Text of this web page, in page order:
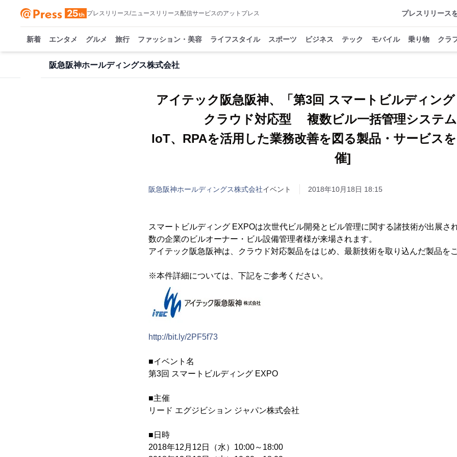
プレスリリース/ニュースリリース配信サービスのアットプレス プレスリリース
新着 エンタメ グルメ 旅行 ファッション・美容 ライフスタイル スポーツ ビジネス テック モバイル 乗り物 クラ
阪急阪神ホールディングス株式会社
アイテック阪急阪神、「第3回 スマートビルディング
クラウド対応型 複数ビル一括管理システム
IoT、RPAを活用した業務改善を図る製品・サービス
催]
阪急阪神ホールディングス株式会社イベント 2018年10月18日 18:15
スマートビルディング EXPOは次世代ビル開発とビル管理に関する諸技術が出展さ
数の企業のビルオーナー・ビル設備管理者様が来場されます。
アイテック阪急阪神は、クラウド対応製品をはじめ、最新技術を取り込んだ製品を
※本件詳細については、下記をご参考ください。
http://bit.ly/2PF5f73
■イベント名
第3回 スマートビルディング EXPO
■主催
リード エグジビション ジャパン株式会社
■日時
2018年12月12日（水）10:00～18:00